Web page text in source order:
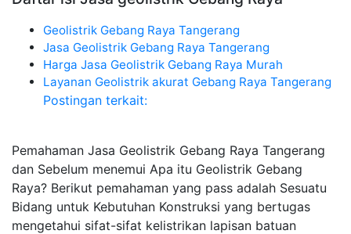
Geolistrik Gebang Raya Tangerang
Jasa Geolistrik Gebang Raya Tangerang
Harga Jasa Geolistrik Gebang Raya Murah
Layanan Geolistrik akurat Gebang Raya Tangerang
Postingan terkait:
Pemahaman Jasa Geolistrik Gebang Raya Tangerang
dan Sebelum menemui Apa itu Geolistrik Gebang
Raya? Berikut pemahaman yang pass adalah Sesuatu
Bidang untuk Kebutuhan Konstruksi yang bertugas
mengetahui sifat-sifat kelistrikan lapisan batuan